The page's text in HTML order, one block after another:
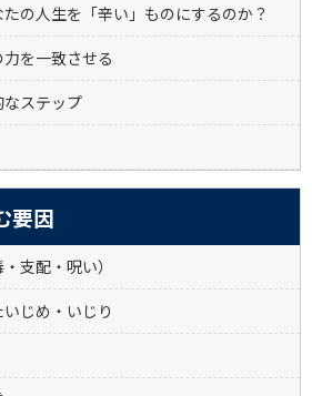
の人生を「辛い」ものにするのか？
を一致させる
ステップ
要因
支配・呪い）
じめ・いじり